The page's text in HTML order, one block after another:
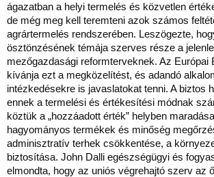
ágazatban a helyi termelés és közvetlen
de még meg kell teremteni azok számos
agrártermelés rendszerében. Leszögezte,
ösztönzésének témája szerves része a
mezőgazdasági reformterveknek. Az Európai
kívánja ezt a megközelítést, és adandó
intézkedésekre is javaslatokat tenni. A biztos
ennek a termelési és értékesítési módnak
köztük a „hozzáadott érték” helyben
hagyományos termékek és minőség
adminisztratív terhek csökkentése, a
biztosítása. John Dalli egészségügyi és
elmondta, hogy az uniós végrehajtó szerv az